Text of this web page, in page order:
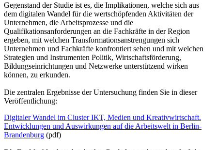
Gegenstand der Studie ist es, die Implikationen, welche sich aus
dem digitalen Wandel für die wertschöpfenden Aktivitäten der
Unternehmen, die Arbeitsprozesse und die
Qualifikationsanforderungen an die Fachkräfte in der Region
ergeben, mit welchen Transformationsanstrengungen sich
Unternehmen und Fachkräfte konfrontiert sehen und mit welchen
Strategien und Instrumenten Politik, Wirtschaftsförderung,
Bildungseinrichtungen und Netzwerke unterstützend wirken
können, zu erkunden.
Die zentralen Ergebnisse der Untersuchung finden Sie in dieser
Veröffentlichung:
Digitaler Wandel im Cluster IKT, Medien und Kreativwirtschaft.
Entwicklungen und Auswirkungen auf die Arbeitswelt in Berlin-
Brandenburg (pdf)